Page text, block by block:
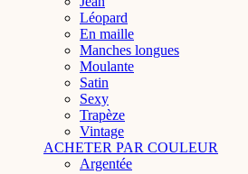
Léopard
En maille
Manches longues
Moulante
Satin
Sexy
Trapèze
Vintage
ACHETER PAR COULEUR
Argentée